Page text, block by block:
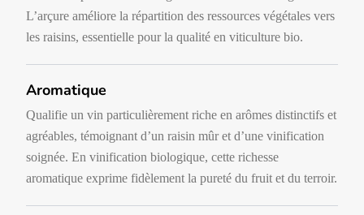
L’arçure améliore la répartition des ressources végétales vers
les raisins, essentielle pour la qualité en viticulture bio.
Aromatique
Qualifie un vin particulièrement riche en arômes distinctifs et
agréables, témoignant d’un raisin mûr et d’une vinification
soignée. En vinification biologique, cette richesse
aromatique exprime fidèlement la pureté du fruit et du terroir.